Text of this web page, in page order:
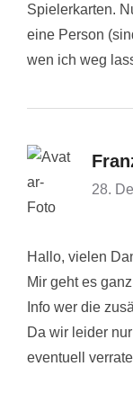
Spielerkarten.
eine Person
wen ich weg
28.
Hallo, vielen
Mir geht es
Info wer die
Da wir leider
eventuell